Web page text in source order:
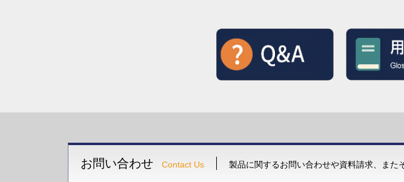
お問い合わせ Contact Us 製品に関するお問い合わせや資料請求、また